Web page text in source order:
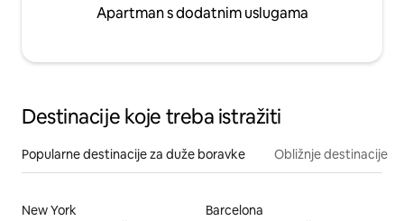
Apartman s dodatnim uslugama
Destinacije koje treba istražiti
Popularne destinacije za duže boravke Obližnje destinacije
New York
Barcelona